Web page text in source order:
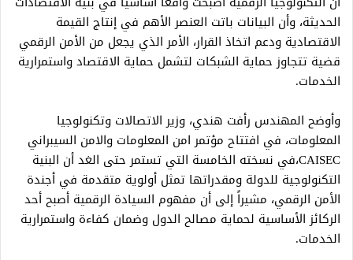
الحديثة، وأن البيانات باتت العنصر الأهم في إنتاج القيمة
الاقتصادية ودعم اتخاذ القرار، الأمر الذي يجعل من الأمن الرقمي
قضية تتجاوز حماية الشبكات لتشمل حماية الاقتصاد واستمرارية
الخدمات.
وأوضح المهندس رأفت هندي، وزير الاتصالات وتكنولوجيا
المعلومات، في افتتاح مؤتمر امن المعلومات والامن السيبراني
CAISEC،في نسخته الخامسة التي تستمر حتى الغد أن البنية
التكنولوجية للدولة ومقدراتها تمثل أولوية متقدمة في أجندة
الأمن الرقمي، مشيراً إلى أن مفهوم السيادة الرقمية أصبح أحد
الركائز الأساسية لحماية مصالح الدول وضمان كفاءة واستمرارية
الخدمات.